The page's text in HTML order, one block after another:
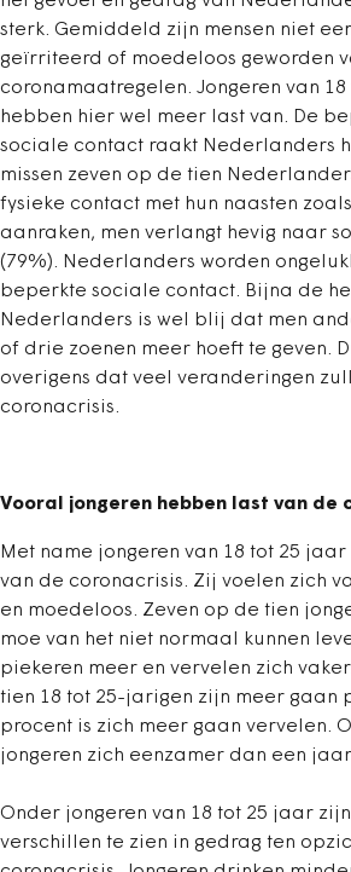
sterk. Gemiddeld zijn mensen niet
geïrriteerd of moedeloos geworden
coronamaatregelen. Jongeren van
hebben hier wel meer last van. De
sociale contact raakt Nederlanders
missen zeven op de tien
fysieke contact met hun naasten
aanraken, men verlangt hevig naar
(79%). Nederlanders worden
beperkte sociale contact. Bijna de
Nederlanders is wel blij dat men
of drie zoenen meer hoeft te geven.
overigens dat veel veranderingen
coronacrisis.
Vooral jongeren hebben last van de
Met name jongeren van 18 tot 25
van de coronacrisis. Zij voelen zich
en moedeloos. Zeven op de tien
moe van het niet normaal kunnen
piekeren meer en vervelen zich
tien 18 tot 25-jarigen zijn meer gaan
procent is zich meer gaan vervelen.
jongeren zich eenzamer dan een
Onder jongeren van 18 tot 25 jaar
verschillen te zien in gedrag ten